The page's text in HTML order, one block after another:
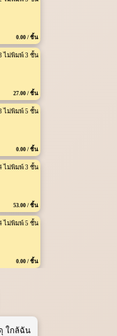
0.00 / ชิ้น
27.00 / ชิ้น
0.00 / ชิ้น
53.00 / ชิ้น
0.00 / ชิ้น
ใกล้ฉัน